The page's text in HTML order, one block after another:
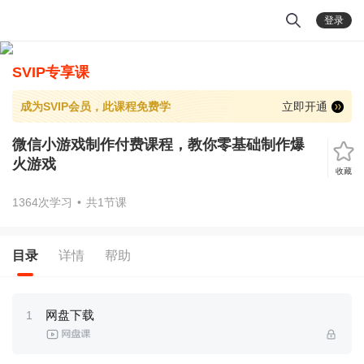
登录
SVIP专享课
成为SVIP会员，此课程免费学 立即开通
微信小游戏制作付费课程，教你零基础制作爆
火游戏
1364次学习 • 共1节课
收藏
目录 详情 帮助
1 网盘下载